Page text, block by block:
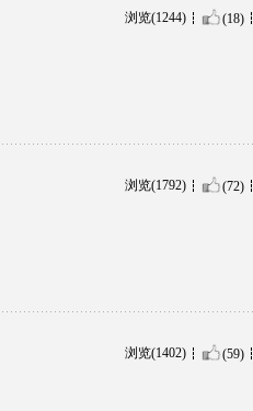
浏览(1244) (18)
浏览(1792) (72)
浏览(1402) (59)